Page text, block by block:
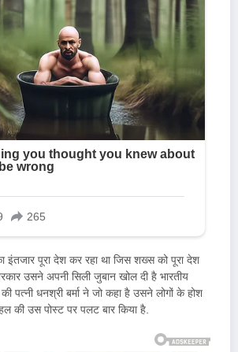
इंतजार पूरा देश कर रहा था जिस शख्स को पूरा देश
उसने अपनी सिली जुबान खोल दी है भारतीय
पत्नी धनश्री बर्मा ने जो कहा है उसने लोगों के होश
की उस पोस्ट पर पलट बार किया है.